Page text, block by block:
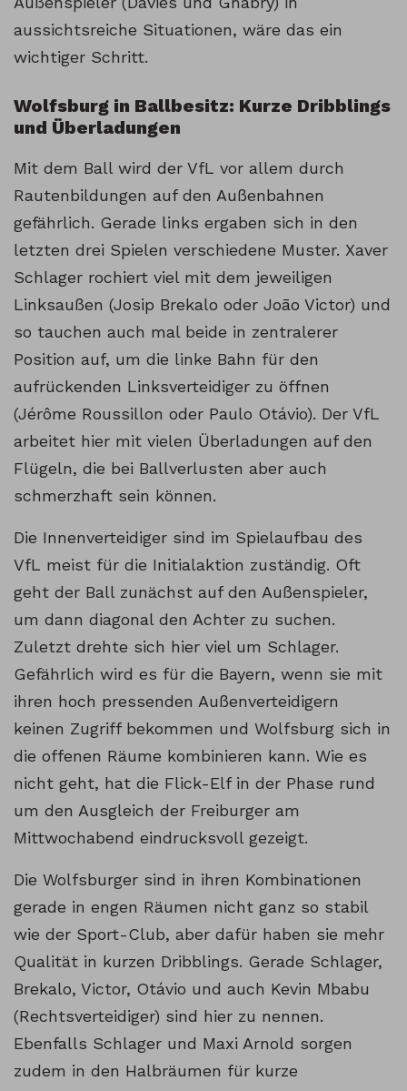
aussichtsreiche Situationen, wäre das ein
wichtiger Schritt.
Wolfsburg in Ballbesitz: Kurze Dribblings
und Überladungen
Mit dem Ball wird der VfL vor allem durch
Rautenbildungen auf den Außenbahnen
gefährlich. Gerade links ergaben sich in den
letzten drei Spielen verschiedene Muster. Xaver
Schlager rochiert viel mit dem jeweiligen
Linksaußen (Josip Brekalo oder Joāo Victor) und
so tauchen auch mal beide in zentralerer
Position auf, um die linke Bahn für den
aufrückenden Linksverteidiger zu öffnen
(Jérôme Roussillon oder Paulo Otávio). Der VfL
arbeitet hier mit vielen Überladungen auf den
Flügeln, die bei Ballverlusten aber auch
schmerzhaft sein können.
Die Innenverteidiger sind im Spielaufbau des
VfL meist für die Initialaktion zuständig. Oft
geht der Ball zunächst auf den Außenspieler,
um dann diagonal den Achter zu suchen.
Zuletzt drehte sich hier viel um Schlager.
Gefährlich wird es für die Bayern, wenn sie mit
ihren hoch pressenden Außenverteidigern
keinen Zugriff bekommen und Wolfsburg sich in
die offenen Räume kombinieren kann. Wie es
nicht geht, hat die Flick-Elf in der Phase rund
um den Ausgleich der Freiburger am
Mittwochabend eindrucksvoll gezeigt.
Die Wolfsburger sind in ihren Kombinationen
gerade in engen Räumen nicht ganz so stabil
wie der Sport-Club, aber dafür haben sie mehr
Qualität in kurzen Dribblings. Gerade Schlager,
Brekalo, Victor, Otávio und auch Kevin Mbabu
(Rechtsverteidiger) sind hier zu nennen.
Ebenfalls Schlager und Maxi Arnold sorgen
zudem in den Halbräumen für kurze